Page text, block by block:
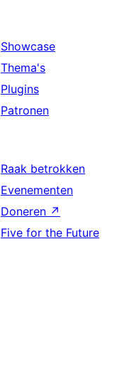
Showcase
Thema's
Plugins
Patronen
Raak betrokken
Evenementen
Doneren ↗
Five for the Future